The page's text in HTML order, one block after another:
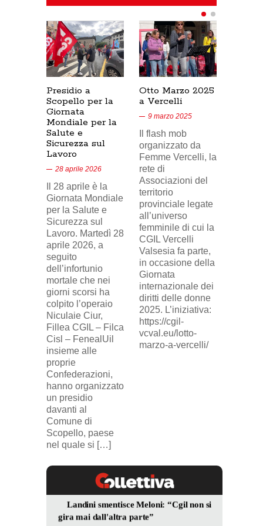
Presidio a
Scopello per la
Giornata
Mondiale per la
Salute e
Sicurezza sul
Lavoro
28 aprile 2026
Il 28 aprile è la
Giornata Mondiale
per la Salute e
Sicurezza sul
Lavoro. Martedì 28
aprile 2026, a
seguito
dell’infortunio
mortale che nei
giorni scorsi ha
colpito l’operaio
Niculaie Ciur,
Fillea CGIL – Filca
Cisl – FenealUil
insieme alle
proprie
Confederazioni,
hanno organizzato
un presidio
davanti al
Comune di
Scopello, paese
nel quale si […]
Otto Marzo 2025
a Vercelli
9 marzo 2025
Il flash mob
organizzato da
Femme Vercelli, la
rete di
Associazioni del
territorio
provinciale legate
all’universo
femminile di cui la
CGIL Vercelli
Valsesia fa parte,
in occasione della
Giornata
internazionale dei
diritti delle donne
2025. L’iniziativa:
https://cgil-
vcval.eu/lotto-
marzo-a-vercelli/